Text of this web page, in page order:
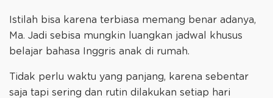
Istilah bisa karena terbiasa memang benar adanya,
Ma. Jadi sebisa mungkin luangkan jadwal khusus
belajar bahasa Inggris anak di rumah.
Tidak perlu waktu yang panjang, karena sebentar
saja tapi sering dan rutin dilakukan setiap hari